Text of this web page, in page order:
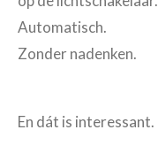
Automatisch.
Zonder nadenken.
En dát is interessant.